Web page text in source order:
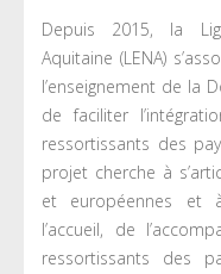
Depuis 2015, la
Aquitaine (LENA)
l’enseignement de la
de faciliter
ressortissants des
projet cherche à
et européennes et
l’accueil, de
ressortissants des